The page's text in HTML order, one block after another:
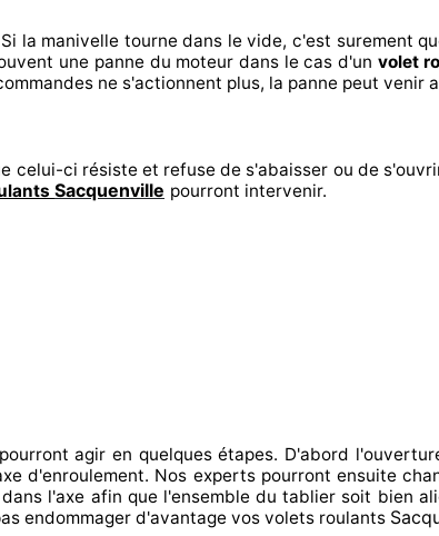
la manivelle tourne dans le vide, c'est surement
une panne du moteur dans le cas d'un volet
ne s'actionnent plus, la panne peut venir
celui-ci résiste et refuse de s'abaisser ou de
Sacquenville pourront intervenir.
pourront agiren quelques étapes. D'abord
d'enroulement. Nos expertspourront ensuite
l'axe afin que l'ensembledu tablier soit bien
endommager d'avantage vos volets roulants